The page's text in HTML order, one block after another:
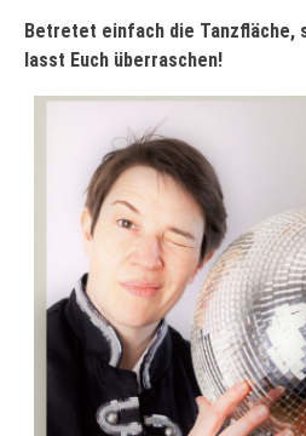
Betretet einfach die Tanzfläche,
lasst Euch überraschen!